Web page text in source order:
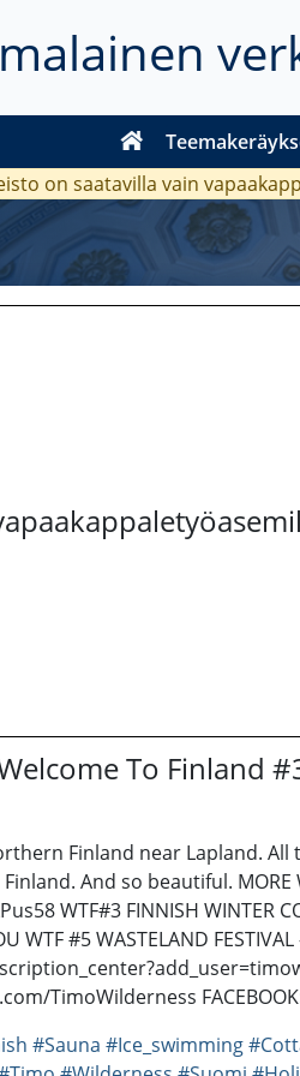
on saatavilla vain
To Finland
Finland near Lapland.
And so beautiful. MORE
WTF#3 FINNISH WINTER
#5 WASTELAND
TimoWilderness
#Sauna #Ice_swimming